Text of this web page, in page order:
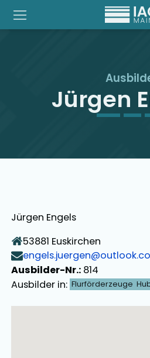
Jürgen
Jürgen Engels
53881 Euskirchen
Ausbilder-Nr.: 814
Ausbilder in: Flurförderzeuge